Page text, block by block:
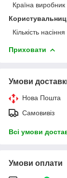
Країна виробник
Кількість насіння
Приховати
Умови
Нова Пошта
Самовивіз
Всі умови
Умови оплати